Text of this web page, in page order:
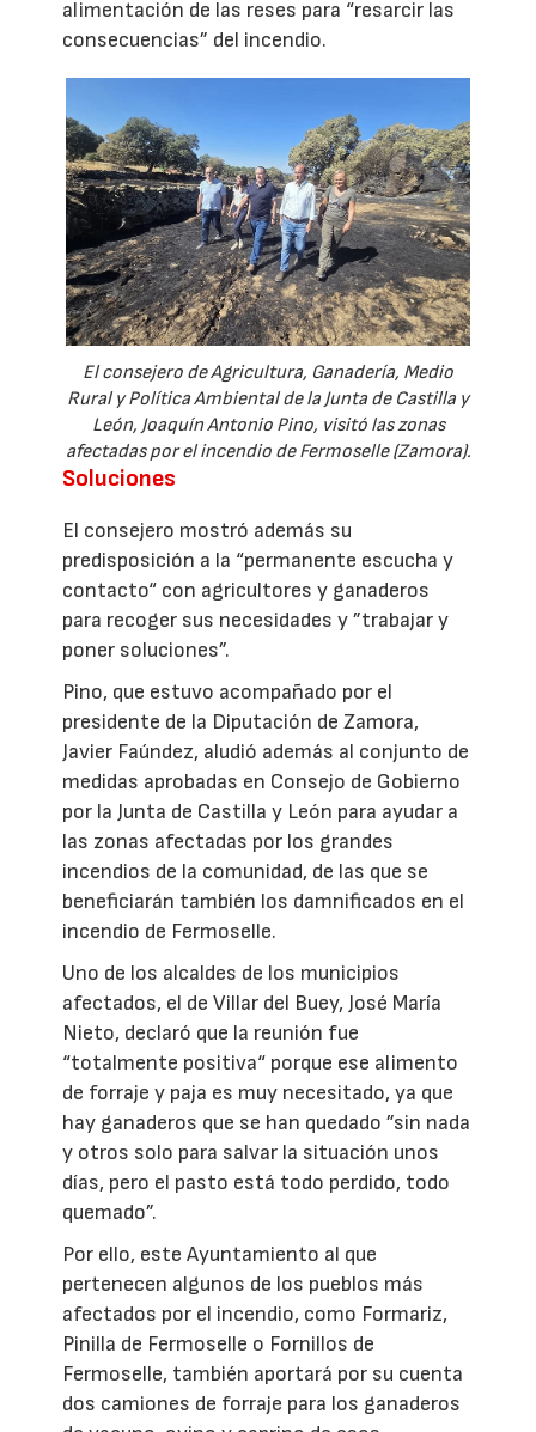
alimentación de las reses para “resarcir las
consecuencias” del incendio.
El consejero de Agricultura, Ganadería, Medio
Rural y Política Ambiental de la Junta de Castilla y
León, Joaquín Antonio Pino, visitó las zonas
afectadas por el incendio de Fermoselle (Zamora).
Soluciones
El consejero mostró además su
predisposición a la “permanente escucha y
contacto“ con agricultores y ganaderos
para recoger sus necesidades y ”trabajar y
poner soluciones”.
Pino, que estuvo acompañado por el
presidente de la Diputación de Zamora,
Javier Faúndez, aludió además al conjunto de
medidas aprobadas en Consejo de Gobierno
por la Junta de Castilla y León para ayudar a
las zonas afectadas por los grandes
incendios de la comunidad, de las que se
beneficiarán también los damnificados en el
incendio de Fermoselle.
Uno de los alcaldes de los municipios
afectados, el de Villar del Buey, José María
Nieto, declaró que la reunión fue
“totalmente positiva“ porque ese alimento
de forraje y paja es muy necesitado, ya que
hay ganaderos que se han quedado ”sin nada
y otros solo para salvar la situación unos
días, pero el pasto está todo perdido, todo
quemado”.
Por ello, este Ayuntamiento al que
pertenecen algunos de los pueblos más
afectados por el incendio, como Formariz,
Pinilla de Fermoselle o Fornillos de
Fermoselle, también aportará por su cuenta
dos camiones de forraje para los ganaderos